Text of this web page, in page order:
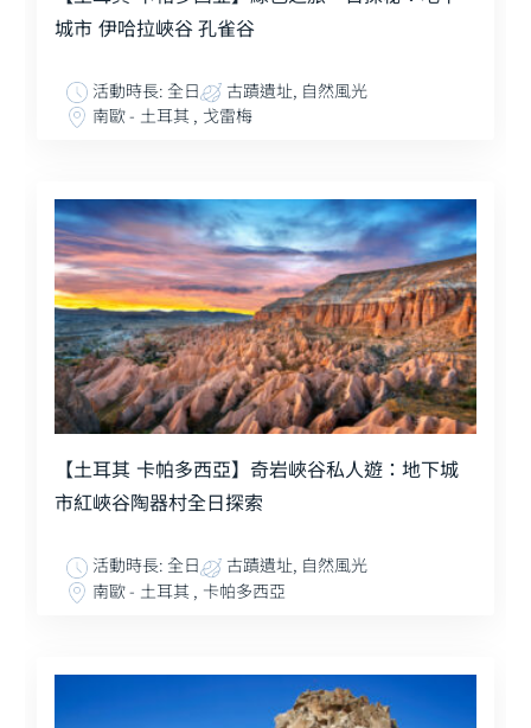
城市 伊哈拉峽谷 孔雀谷
活動時長: 全日
古蹟遺址, 自然風光
南歐 - 土耳其 , 戈雷梅
【土耳其 卡帕多西亞】奇岩峽谷私人遊：地下城
市紅峽谷陶器村全日探索
活動時長: 全日
古蹟遺址, 自然風光
南歐 - 土耳其 , 卡帕多西亞